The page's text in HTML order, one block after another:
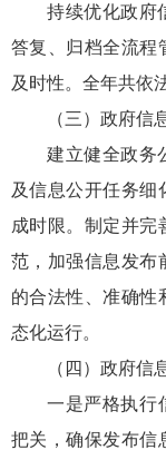
持续优化政府
答复、归档全流程
及时性。全年共依
（三）政府信
建立健全政务
及信息公开任务细
成时限。制定并完
范，加强信息发布
的合法性、准确性
态化运行。
（四）政府信
一是严格执行
把关，确保发布信